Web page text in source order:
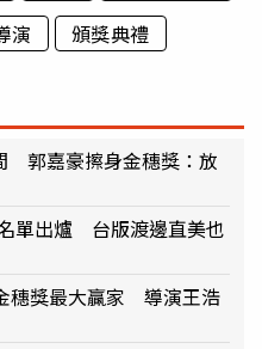
演 頒獎典禮
郭嘉豪擦身金穗獎：放
單出爐 台版渡邊直美也
穗獎最大贏家 導演王浩